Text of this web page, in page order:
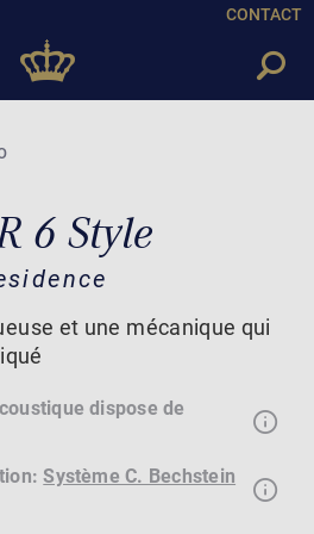
CONTACT
6 Style
et une mécanique qui
dispose de
Système C. Bechstein